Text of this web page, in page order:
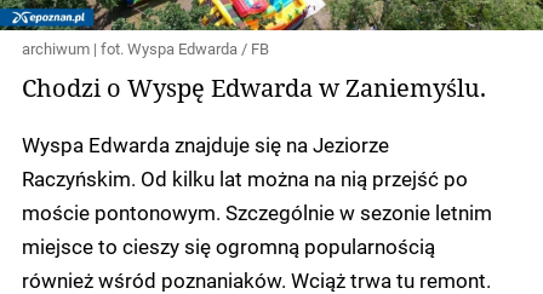
archiwum | fot. Wyspa Edwarda / FB
Chodzi o Wyspę Edwarda w Zaniemyślu.
Wyspa Edwarda znajduje się na Jeziorze
Raczyńskim. Od kilku lat można na nią przejść po
moście pontonowym. Szczególnie w sezonie letnim
miejsce to cieszy się ogromną popularnością
również wśród poznaniaków. Wciąż trwa tu remont.